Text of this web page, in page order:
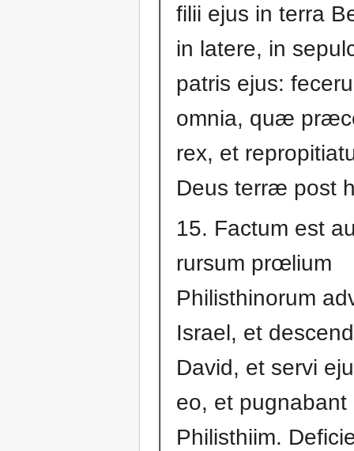
filii ejus in terra
in latere, in
patris ejus:
omnia, quæ
rex, et
Deus terræ post
15. Factum est
rursum prœlium
Philisthinorum
Israel, et
David, et servi
eo, et pugnabant
Philisthiim.